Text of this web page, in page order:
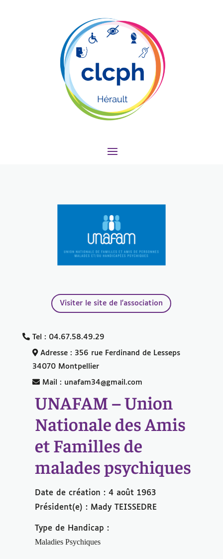
Visiter le site de l'association
Tel : 04.67.58.49.29
Adresse : 356 rue Ferdinand de Lesseps
34070 Montpellier
Mail : unafam34@gmail.com
UNAFAM – Union
Nationale des Amis
et Familles de
malades psychiques
Date de création : 4 août 1963
Président(e) : Mady TEISSEDRE
Type de Handicap :
Maladies Psychiques